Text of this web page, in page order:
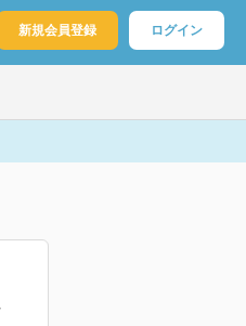
新規会員登録 ログイン